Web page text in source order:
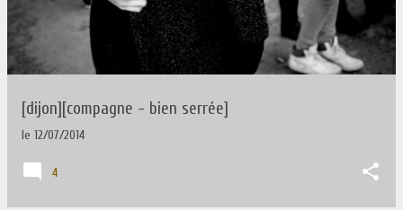
[dijon][compagne - bien serrée]
le 12/07/2014
4